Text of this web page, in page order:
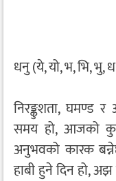
धनु (ये, यो, भ, भि, भु,
निरङ्कुशता, घमण्ड र
समय हो, आजको कुनै
अनुभवको कारक
हाबी हुने दिन हो, अझ